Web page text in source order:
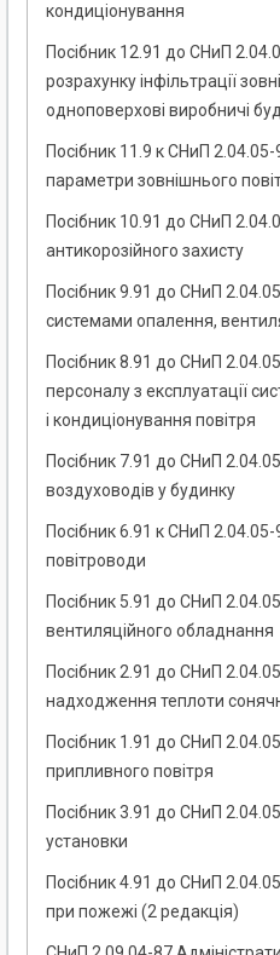
кондиціонування
Посібник 12.91 до СНиП
розрахунку інфільтрації
одноповерхові виробничі
Посібник 11.9 к СНиП 2.04.05-
параметри зовнішнього
Посібник 10.91 до СНиП
антикорозійного захисту
Посібник 9.91 до СНиП
системами опалення,
Посібник 8.91 до СНиП
персоналу з експлуатації
і кондиціонування повітря
Посібник 7.91 до СНиП
воздуховодів у будинку
Посібник 6.91 к СНиП 2.04.05-
повітроводи
Посібник 5.91 до СНиП
вентиляційного обладнання
Посібник 2.91 до СНиП
надходження теплоти
Посібник 1.91 до СНиП
припливного повітря
Посібник 3.91 до СНиП
установки
Посібник 4.91 до СНиП
при пожежі (2 редакція)